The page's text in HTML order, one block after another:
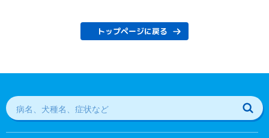
トップページに戻る